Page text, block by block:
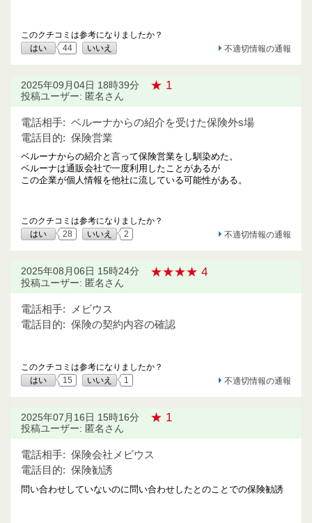
このクチコミは参考になりましたか？
はい
44 いいえ 不適切情報の通報
2025年09月04日 18時39分 ★ 1
投稿ユーザー: 匿名さん
電話相手: ベルーナからの紹介を受けた保険外s場
電話目的: 保険営業
ベルーナからの紹介と言って保険営業をし馴染めた。
ベルーナは通販会社で一度利用したことがあるが
この企業が個人情報を他社に流している可能性がある。
このクチコミは参考になりましたか？
はい
28 いいえ 2 不適切情報の通報
2025年08月06日 15時24分 ★★★★ 4
投稿ユーザー: 匿名さん
電話相手:
メビウス
電話目的: 保険の契約内容の確認
このクチコミは参考になりましたか？
はい
15 いいえ 1 不適切情報の通報
2025年07月16日 15時16分 ★ 1
投稿ユーザー: 匿名さん
電話相手: 保険会社メビウス
電話目的: 保険勧誘
問い合わせしていないのに問い合わせしたとのことでの保険勧誘